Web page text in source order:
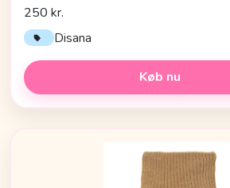
250 kr.
Disana
Køb nu